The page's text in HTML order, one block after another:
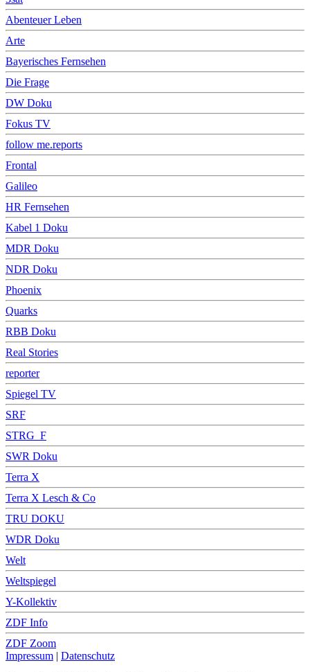
Abenteuer Leben
Arte
Bayerisches Fernsehen
Die Frage
DW Doku
Fokus TV
follow me.reports
Frontal
Galileo
HR Fernsehen
Kabel 1 Doku
MDR Doku
NDR Doku
Phoenix
Quarks
RBB Doku
Real Stories
reporter
Spiegel TV
SRF
STRG_F
SWR Doku
Terra X
Terra X Lesch & Co
TRU DOKU
WDR Doku
Welt
Weltspiegel
Y-Kollektiv
ZDF Info
ZDF Zoom
Impressum | Datenschutz